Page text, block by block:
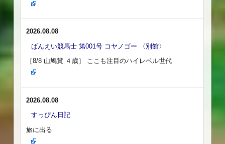
2026.08.08
ばんえい競馬士 第001号 コヤノゴー 〈別館〉
［8/8 山鳩賞 ４歳］ ここも注目のハイレベル世代
2026.08.08
すっぴん日記
旅に出る